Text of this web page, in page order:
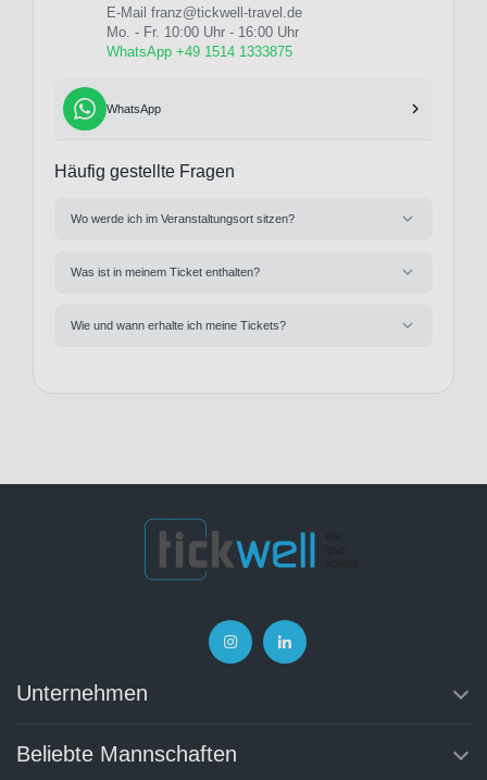
E-Mail franz@tickwell-travel.de
Mo. - Fr. 10:00 Uhr - 16:00 Uhr
WhatsApp +49 1514 1333875
WhatsApp
Häufig gestellte Fragen
Wo werde ich im Veranstaltungsort sitzen?
Was ist in meinem Ticket enthalten?
Wie und wann erhalte ich meine Tickets?
Unternehmen
Beliebte Mannschaften